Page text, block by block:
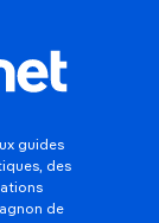
guides
des
de